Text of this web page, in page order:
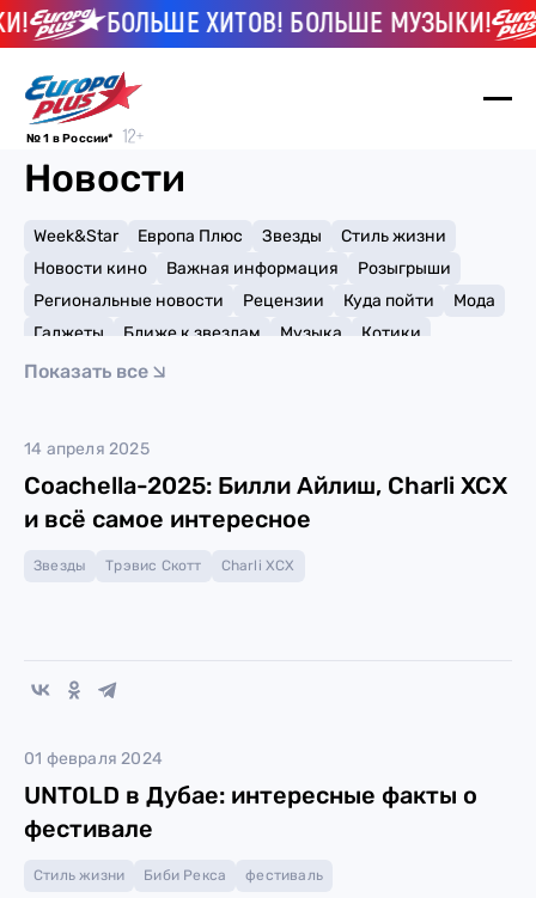
БОЛЬШЕ ХИТОВ! БОЛЬШЕ МУЗЫКИ!
№ 1 в России*
Новости
Week&Star Европа Плюс Звезды
Стиль жизни
Новости кино
Важная информация
Розыгрыши
Региональные новости
Рецензии Куда пойти
Мода
Гаджеты
Ближе к звездам Музыка
Котики
Мемы и тренды
Показать все
14 апреля 2025
Coachella-2025: Билли Айлиш, Charli XCX
и всё самое интересное
Звезды Трэвис Скотт Charli XCX
01 февраля 2024
UNTOLD в Дубае: интересные факты о
фестивале
Стиль жизни Биби Рекса фестиваль